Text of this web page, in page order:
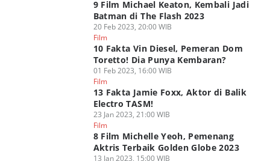
9 Film Michael Keaton, Kembali Jadi
Batman di The Flash 2023
20 Feb 2023, 20:00 WIB
Film
10 Fakta Vin Diesel, Pemeran Dom
Toretto! Dia Punya Kembaran?
01 Feb 2023, 16:00 WIB
Film
13 Fakta Jamie Foxx, Aktor di Balik
Electro TASM!
23 Jan 2023, 21:00 WIB
Film
8 Film Michelle Yeoh, Pemenang
Aktris Terbaik Golden Globe 2023
13 Jan 2023, 15:00 WIB